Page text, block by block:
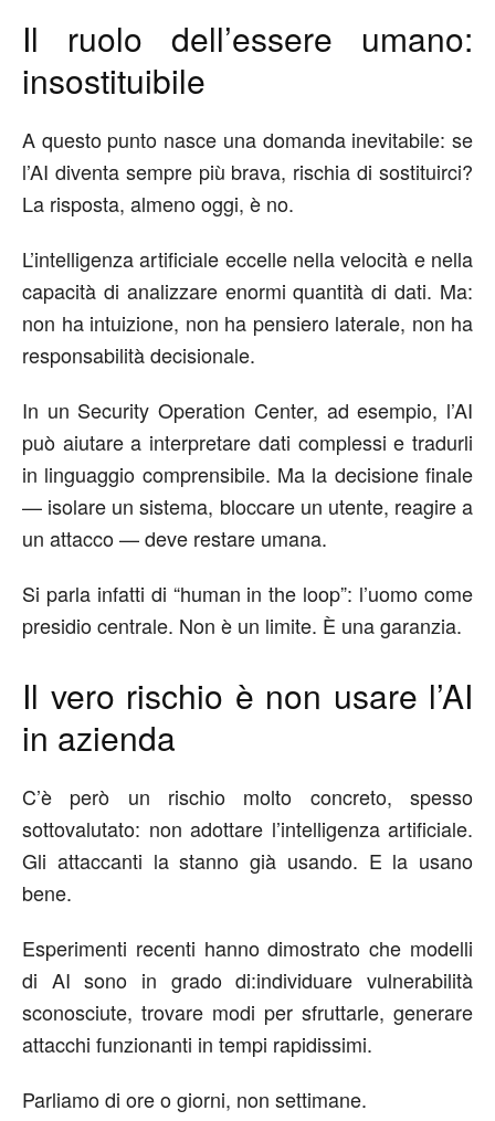
Il ruolo dell’essere umano:
insostituibile
A questo punto nasce una domanda inevitabile: se
l’AI diventa sempre più brava, rischia di sostituirci?
La risposta, almeno oggi, è no.
L’intelligenza artificiale eccelle nella velocità e nella
capacità di analizzare enormi quantità di dati. Ma:
non ha intuizione, non ha pensiero laterale, non ha
responsabilità decisionale.
In un SecurityOperation Center, ad esempio, l’AI
può aiutare a interpretare dati complessi e tradurli
in linguaggio comprensibile. Ma la decisione finale
— isolare un sistema, bloccare un utente, reagire a
un attacco — deve restare umana.
Si parla infatti di “human in the loop”: l’uomo come
presidio centrale. Non è un limite. È una garanzia.
Il vero rischio è non usare l’AI
in azienda
C’è però un rischio molto concreto, spesso
sottovalutato: non adottare l’intelligenza artificiale.
Gli attaccanti la stanno già usando. E la usano
bene.
Esperimenti recenti hanno dimostrato che modelli
di AI sono in grado di:individuare vulnerabilità
sconosciute, trovare modi per sfruttarle, generare
attacchi funzionanti in tempi rapidissimi.
Parliamo di ore o giorni, non settimane.